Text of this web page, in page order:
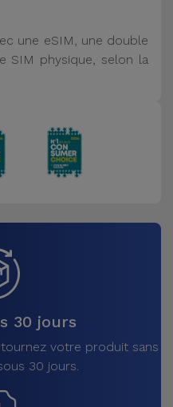
une eSIM, une double
SIM physique, selon la
30 jours
votre produit sans
30 jours.